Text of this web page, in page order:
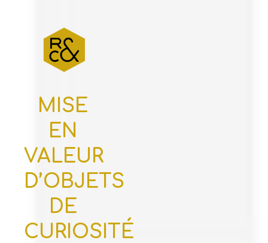
MISE
EN
VALEUR
D’OBJETS
DE
CURIOSITÉ